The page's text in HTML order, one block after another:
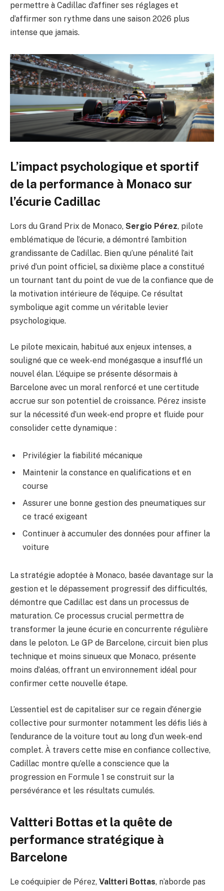
permettre à Cadillac d’affiner ses réglages et
d’affirmer son rythme dans une saison 2026 plus
intense que jamais.
L’impact psychologique et sportif
de la performance à Monaco sur
l’écurie Cadillac
Lors du Grand Prix de Monaco, Sergio Pérez, pilote
emblématique de l’écurie, a démontré l’ambition
grandissante de Cadillac. Bien qu’une pénalité l’ait
privé d’un point officiel, sa dixième place a constitué
un tournant tant du point de vue de la confiance que de
la motivation intérieure de l’équipe. Ce résultat
symbolique agit comme un véritable levier
psychologique.
Le pilote mexicain, habitué aux enjeux intenses, a
souligné que ce week-end monégasque a insufflé un
nouvel élan. L’équipe se présente désormais à
Barcelone avec un moral renforcé et une certitude
accrue sur son potentiel de croissance. Pérez insiste
sur la nécessité d’un week-end propre et fluide pour
consolider cette dynamique :
Privilégier la fiabilité mécanique
Maintenir la constance en qualifications et en
course
Assurer une bonne gestion des pneumatiques sur
ce tracé exigeant
Continuer à accumuler des données pour affiner la
voiture
La stratégie adoptée à Monaco, basée davantage sur la
gestion et le dépassement progressif des difficultés,
démontre que Cadillac est dans un processus de
maturation. Ce processus crucial permettra de
transformer la jeune écurie en concurrente régulière
dans le peloton. Le GP de Barcelone, circuit bien plus
technique et moins sinueux que Monaco, présente
moins d’aléas, offrant un environnement idéal pour
confirmer cette nouvelle étape.
L’essentiel est de capitaliser sur ce regain d’énergie
collective pour surmonter notamment les défis liés à
l’endurance de la voiture tout au long d’un week-end
complet. À travers cette mise en confiance collective,
Cadillac montre qu’elle a conscience que la
progression en Formule 1 se construit sur la
persévérance et les résultats cumulés.
Valtteri Bottas et la quête de
performance stratégique à
Barcelone
Le coéquipier de Pérez, Valtteri Bottas, n’aborde pas